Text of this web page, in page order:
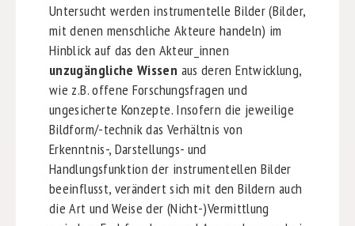
Untersucht werden instrumentelle Bilder (Bilder,
mit denen menschliche Akteure handeln) im
Hinblick auf das den Akteur_innen
unzugängliche Wissen aus deren Entwicklung,
wie z.B. offene Forschungsfragen und
ungesicherte Konzepte. Insofern die jeweilige
Bildform/-technik das Verhältnis von
Erkenntnis-, Darstellungs- und
Handlungsfunktion der instrumentellen Bilder
beeinflusst, verändert sich mit den Bildern auch
die Art und Weise der (Nicht-)Vermittlung